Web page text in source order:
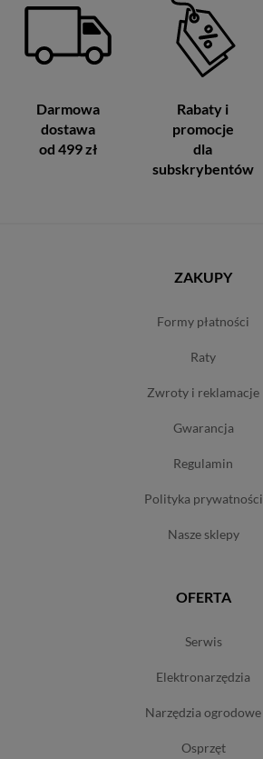
Darmowa
dostawa
od 499 zł
Rabaty i
promocje
dla
subskrybentów
ZAKUPY
formy płatności
raty
zwroty i reklamacje
gwarancja
regulamin
polityka prywatności
nasze sklepy
OFERTA
serwis
elektronarzędzia
narzędzia ogrodowe
osprzęt